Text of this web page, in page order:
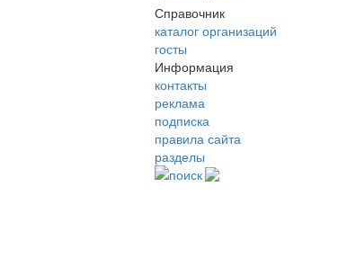
Справочник
каталог организаций
госты
Информация
контакты
реклама
подписка
правила сайта
разделы
поиск